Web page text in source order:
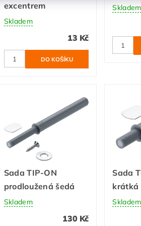
excentrem
Skladem
13 Kč
Skladem
Sada TIP-ON
prodloužená šedá
Skladem
130 Kč
Sada
krátká
Skladem